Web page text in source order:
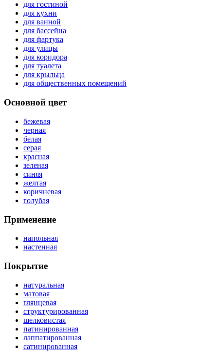
для гостиной
для кухни
для ванной
для бассейна
для фартука
для улицы
для коридора
для туалета
для крыльца
для общественных помещений
Основной цвет
бежевая
черная
белая
серая
красная
зеленая
синяя
желтая
коричневая
голубая
Применение
напольная
настенная
Покрытие
натуральная
матовая
глянцевая
структурированная
шелковистая
патинированная
лаппатированная
сатинированная